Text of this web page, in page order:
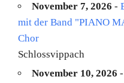
November 7, 2026 -
mit der Band "PIANO
Chor
Schlossvippach
November 10, 2026 -